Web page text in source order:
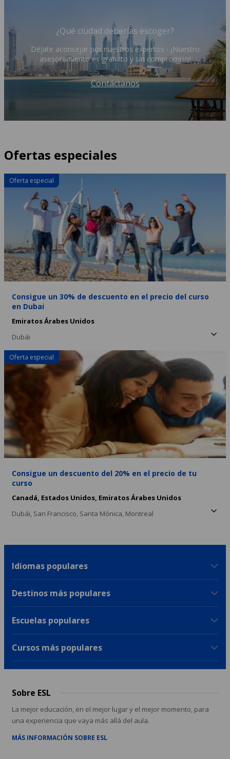
¿Qué ciudad deberías escoger?
Déjate aconsejar por nuestros expertos - ¡Nuestro
asesoramiento es gratuito y sin compromiso!
Contáctanos
Ofertas especiales
Oferta especial
Consigue un 30% de descuento en el precio del curso
en Dubai
Emiratos Árabes Unidos
Dubái
Oferta especial
Consigue un descuento del 20% en el precio de tu
curso
Canadá, Estados Unidos, Emiratos Árabes Unidos
Dubái, San Francisco, Santa Mónica, Montreal
Idiomas populares
Destinos más populares
Escuelas populares
Cursos más populares
Sobre ESL
La mejor educación, en el mejor lugar y el mejor momento, para
una experiencia que vaya más allá del aula.
MÁS INFORMACIÓN SOBRE ESL